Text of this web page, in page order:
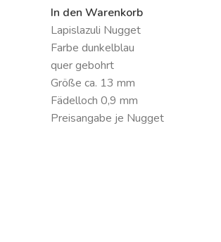
In den Warenkorb
Lapislazuli Nugget
Farbe dunkelblau
quer gebohrt
Größe ca. 13 mm
Fädelloch 0,9 mm
Preisangabe je Nugget